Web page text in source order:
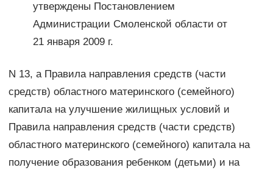
утверждены Постановлением
Администрации Смоленской области от
21 января 2009 г.
N 13, а Правила направления средств (части
средств) областного материнского (семейного)
капитала на улучшение жилищных условий и
Правила направления средств (части средств)
областного материнского (семейного) капитала на
получение образования ребенком (детьми) и на